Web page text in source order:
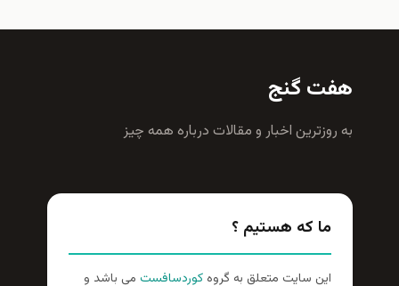
هفت گنج
به روزترين اخبار و مقالات درباره همه چيز
ما که هستیم ؟
این سایت متعلق به گروهکوردسافست می باشد و